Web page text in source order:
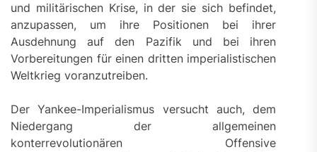
und militärischen Krise, in der sie sich befindet,
anzupassen, um ihre Positionen bei ihrer
Ausdehnung auf den Pazifik und bei ihren
Vorbereitungen für einen dritten imperialistischen
Weltkrieg voranzutreiben.
Der Yankee-Imperialismus versucht auch, dem
Niedergang der allgemeinen
konterrevolutionären Offensive